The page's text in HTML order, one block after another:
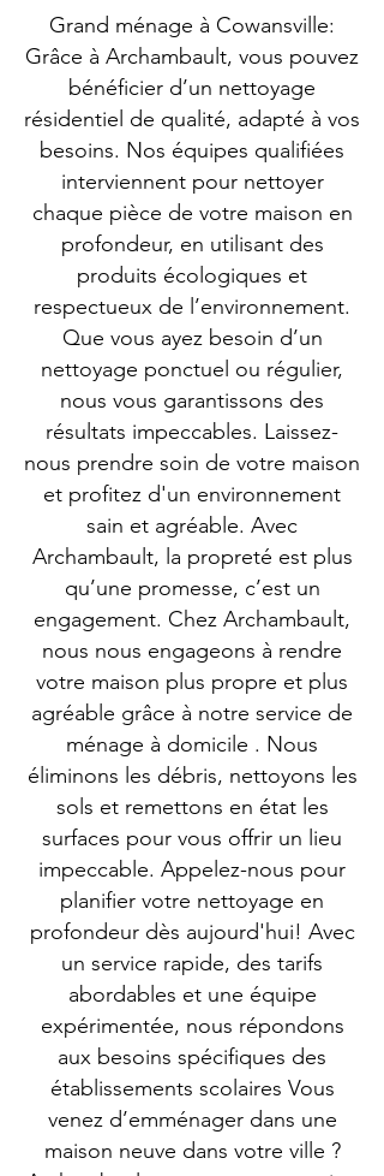
Grand ménage à Cowansville:
Grâce à Archambault, vous pouvez
bénéficier d’un nettoyage
résidentiel de qualité, adapté à vos
besoins. Nos équipes qualifiées
interviennent pour nettoyer
chaque pièce de votre maison en
profondeur, en utilisant des
produits écologiques et
respectueux de l’environnement.
Que vous ayez besoin d’un
nettoyage ponctuel ou régulier,
nous vous garantissons des
résultats impeccables. Laissez-
nous prendre soin de votre maison
et profitez d'un environnement
sain et agréable. Avec
Archambault, la propreté est plus
qu’une promesse, c’est un
engagement. Chez Archambault,
nous nous engageons à rendre
votre maison plus propre et plus
agréable grâce à notre service de
ménage à domicile . Nous
éliminons les débris, nettoyons les
sols et remettons en état les
surfaces pour vous offrir un lieu
impeccable. Appelez-nous pour
planifier votre nettoyage en
profondeur dès aujourd'hui! Avec
un service rapide, des tarifs
abordables et une équipe
expérimentée, nous répondons
aux besoins spécifiques des
établissements scolaires Vous
venez d’emménager dans une
maison neuve dans votre ville ?